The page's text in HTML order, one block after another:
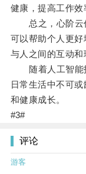
健康，提高工作效
总之，心阶云
可以帮助个人更
与人之间的互动和
随着人工智能
日常生活中不可
和健康成长。
#3#
评论
游客